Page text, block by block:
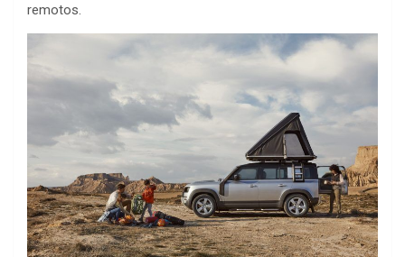
remotos.